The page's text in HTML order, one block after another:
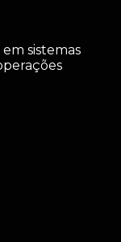
sistemas